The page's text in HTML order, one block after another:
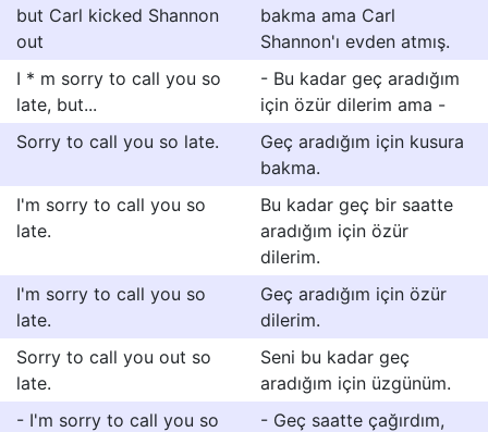
but Carl kicked Shannon
out
bakma ama Carl
Shannon'ı evden atmış.
I * m sorry to call you so
late, but...
- Bu kadar geç aradığım
için özür dilerim ama -
Sorry to call you so late.
Geç aradığım için kusura
bakma.
I'm sorry to call you so
late.
Bu kadar geç bir saatte
aradığım için özür
dilerim.
I'm sorry to call you so
late.
Geç aradığım için özür
dilerim.
Sorry to call you out so
late.
Seni bu kadar geç
aradığım için üzgünüm.
- I'm sorry to call you so
- Geç saatte çağırdım,